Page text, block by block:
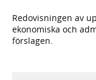
Redovisningen av
ekonomiska och
förslagen.